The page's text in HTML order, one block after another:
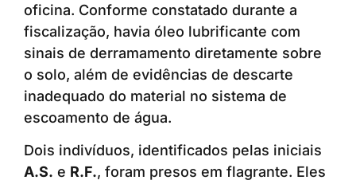
oficina. Conforme constatado durante a
fiscalização, havia óleo lubrificante com
sinais de derramamento diretamente sobre
o solo, além de evidências de descarte
inadequado do material no sistema de
escoamento de água.
Dois indivíduos, identificados pelas iniciais
A.S. e R.F., foram presos em flagrante. Eles